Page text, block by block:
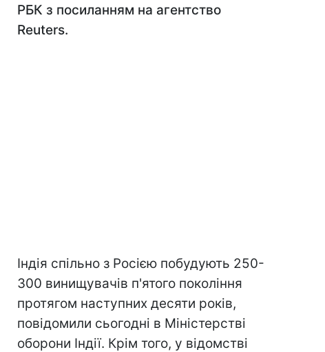
РБК з посиланням на агентство
Reuters.
Індія спільно з Росією побудують 250-
300 винищувачів п'ятого покоління
протягом наступних десяти років,
повідомили сьогодні в Міністерстві
оборони Індії. Крім того, у відомстві